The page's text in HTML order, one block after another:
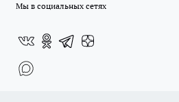
Мы в социальных сетях